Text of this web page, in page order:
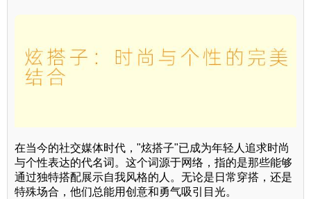
在当今的社交媒体时代，"炫搭子"已成为年轻人追求时尚
与个性表达的代名词。这个词源于网络，指的是那些能够
通过独特搭配展示自我风格的人。无论是日常穿搭，还是
特殊场合，他们总能用创意和勇气吸引目光。